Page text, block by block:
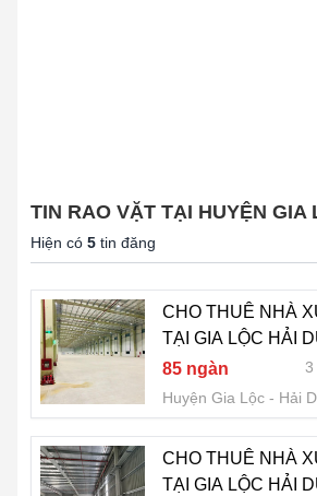
TIN RAO VẶT TẠI HUYỆN GIA
Hiện có 5 tin đăng
CHO THUÊ NHÀ
TẠI GIA LỘC HẢI
XƯỞNG ĐẸP XÂY
85 ngàn
3
Huyện Gia Lộc
Hải
CHO THUÊ NHÀ
TẠI GIA LỘC HẢI